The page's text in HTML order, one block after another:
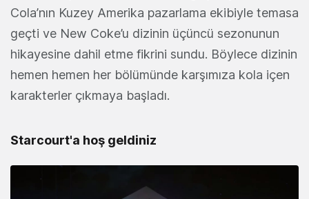
Cola’nın Kuzey Amerika pazarlama ekibiyle temasa
geçti ve New Coke’u dizinin üçüncü sezonunun
hikayesine dahil etme fikrini sundu. Böylece dizinin
hemen hemen her bölümünde karşımıza kola içen
karakterler çıkmaya başladı.
Starcourt'a hoş geldiniz